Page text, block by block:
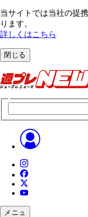
当サイトでは当社の提
ります。
詳しくはこちら
閉じる
メニュ